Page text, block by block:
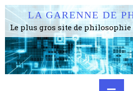
LA GARENNE DE